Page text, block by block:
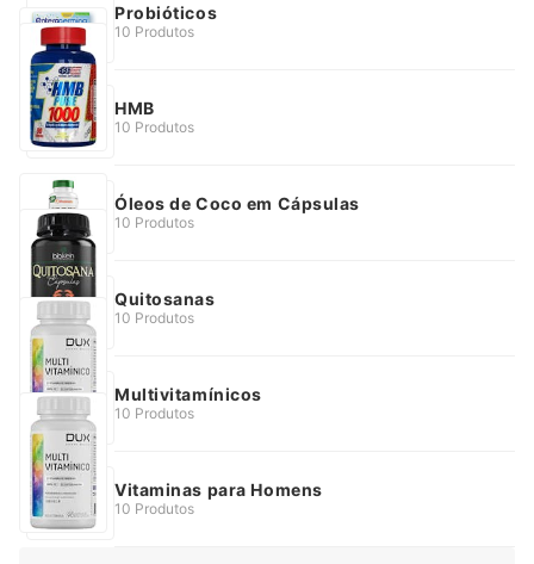
Probióticos
10 Produtos
HMB
10 Produtos
Óleos de Coco em Cápsulas
10 Produtos
Quitosanas
10 Produtos
Multivitamínicos
10 Produtos
Vitaminas para Homens
10 Produtos